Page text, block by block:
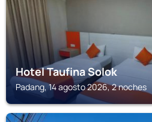
Hotel Taufina Solok
Padang, 14 agosto 2026, 2 noches